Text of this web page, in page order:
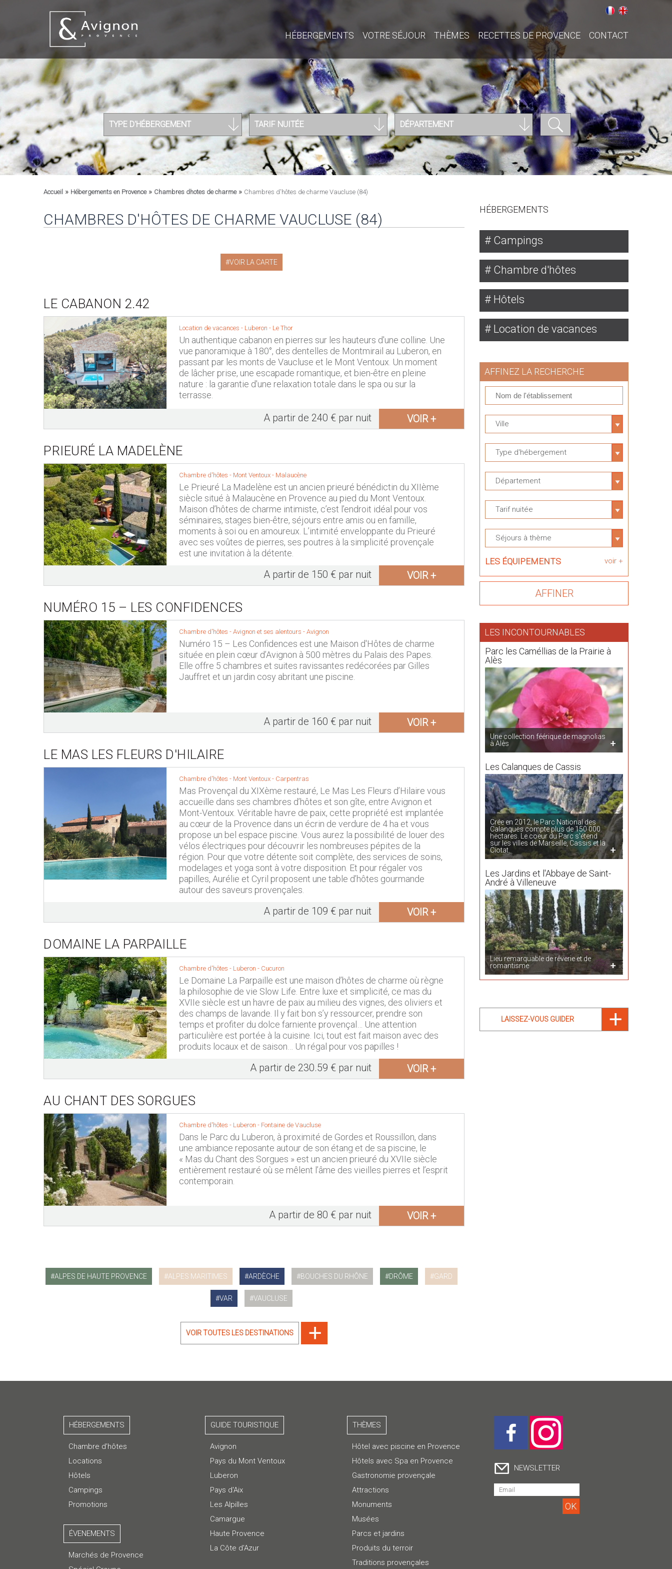
HÉBERGEMENTS VOTRE SÉJOUR THÈMES RECETTES DE PROVENCE CONTACT
TYPE D'HÉBERGEMENT TARIF NUITÉE DÉPARTEMENT
Accueil » Hébergements en Provence» Chambres dhotes de charme» Chambres d'hôtes de charme Vaucluse (84)
CHAMBRES D'HÔTES DE CHARME VAUCLUSE (84)
VOIR LA CARTE
LE CABANON 2.42
Location de vacances - Luberon - Le Thor
Un authentique cabanon en pierres sur les hauteurs d'une colline. Une
vue panoramique à 180°, des dentelles de Montmirail au Luberon, en
passant par les monts de Vaucluse et le Mont Ventoux. Un moment
de lâcher prise, une escapade romantique, et bien-être en pleine
nature : la garantie d'une relaxation totale dans le spa ou sur la
terrasse.
A partir de 240 € par nuit VOIR +
PRIEURÉ LA MADELÈNE
Chambre d'hôtes - Mont Ventoux - Malaucène
Le Prieuré La Madelène est un ancien prieuré bénédictin du XIIème
siècle situé à Malaucène en Provence au pied du Mont Ventoux.
Maison d’hôtes de charme intimiste, c’est l’endroit idéal pour vos
séminaires, stages bien-être, séjours entre amis ou en famille,
moments à soi ou en amoureux. L’intimité enveloppante du Prieuré
avec ses voûtes de pierres, ses poutres à la simplicité provençale
est une invitation à la détente.
A partir de 150 € par nuit VOIR +
NUMÉRO 15 – LES CONFIDENCES
Chambre d'hôtes - Avignon et ses alentours - Avignon
Numéro 15 – Les Confidences est une Maison d'Hôtes de charme
située en plein cœur d’Avignon à 500 mètres du Palais des Papes.
Elle offre 5 chambres et suites ravissantes redécorées par Gilles
Jauffret et un jardin cosy abritant une piscine.
A partir de 160 € par nuit VOIR +
LE MAS LES FLEURS D'HILAIRE
Chambre d'hôtes - Mont Ventoux - Carpentras
Mas Provençal du XIXème restauré, Le Mas Les Fleurs d’Hilaire vous
accueille dans ses chambres d’hôtes et son gîte, entre Avignon et
Mont-Ventoux. Véritable havre de paix, cette propriété est implantée
au cœur de la Provence dans un écrin de verdure de 4 ha et vous
propose un bel espace piscine. Vous aurez la possibilité de louer des
vélos électriques pour découvrir les nombreuses pépites de la
région. Pour que votre détente soit complète, des services de soins,
modelages et yoga sont à votre disposition. Et pour régaler vos
papilles, Aurélie et Cyril proposent une table d’hôtes gourmande
autour des saveurs provençales.
A partir de 109 € par nuit VOIR +
DOMAINE LA PARPAILLE
Chambre d'hôtes - Luberon - Cucuron
Le Domaine La Parpaille est une maison d’hôtes de charme où règne
la philosophie de vie Slow Life. Entre luxe et simplicité, ce mas du
XVIIe siècle est un havre de paix au milieu des vignes, des oliviers et
des champs de lavande. Il y fait bon s’y ressourcer, prendre son
temps et profiter du dolce farniente provençal… Une attention
particulière est portée à la cuisine. Ici, tout est fait maison avec des
produits locaux et de saison… Un régal pour vos papilles !
A partir de 230.59 € par nuit VOIR +
AU CHANT DES SORGUES
Chambre d'hôtes - Luberon - Fontaine de Vaucluse
Dans le Parc du Luberon, à proximité de Gordes et Roussillon, dans
une ambiance reposante autour de son étang et de sa piscine, le
« Mas du Chant des Sorgues » est un ancien prieuré du XVIIe siècle
entièrement restauré où se mêlent l’âme des vieilles pierres et l’esprit
contemporain.
A partir de 80 € par nuit VOIR +
ALPES DE HAUTE PROVENCE ALPES MARITIMES ARDÈCHE BOUCHES DU RHÔNE DRÔME GARD
VAR VAUCLUSE
VOIR TOUTES LES DESTINATIONS
HÉBERGEMENTS
Campings
Chambre d'hôtes
Hôtels
Location de vacances
AFFINEZ LA RECHERCHE
Ville
Type d'hébergement
Département
Tarif nuitée
Séjours à thème
LES ÉQUIPEMENTS voir +
LES INCONTOURNABLES
Parc les Caméllias de la Prairie à
Alès
Une collection féérique de magnolias
à Alès
Les Calanques de Cassis
Crée en 2012, le Parc National des
Calanques compte plus de 150 000
hectares. Le coeur du Parc s'étend
sur les villes de Marseille, Cassis et la
Ciotat.
Les Jardins et l'Abbaye de Saint-
André à Villeneuve
Lieu remarquable de rêverie et de
romantisme
LAISSEZ-VOUS GUIDER
HÉBERGEMENTS
Chambre d’hôtes
Locations
Hôtels
Campings
Promotions
ÉVENEMENTS
Marchés de Provence
GUIDE TOURISTIQUE
Avignon
Pays du Mont Ventoux
Luberon
Pays d'Aix
Les Alpilles
Camargue
Haute Provence
La Côte d'Azur
THÈMES
Hôtel avec piscine en Provence
Hôtels avec Spa en Provence
Gastronomie provençale
Attractions
Monuments
Musées
Parcs et jardins
Produits du terroir
Traditions provençales
NEWSLETTER